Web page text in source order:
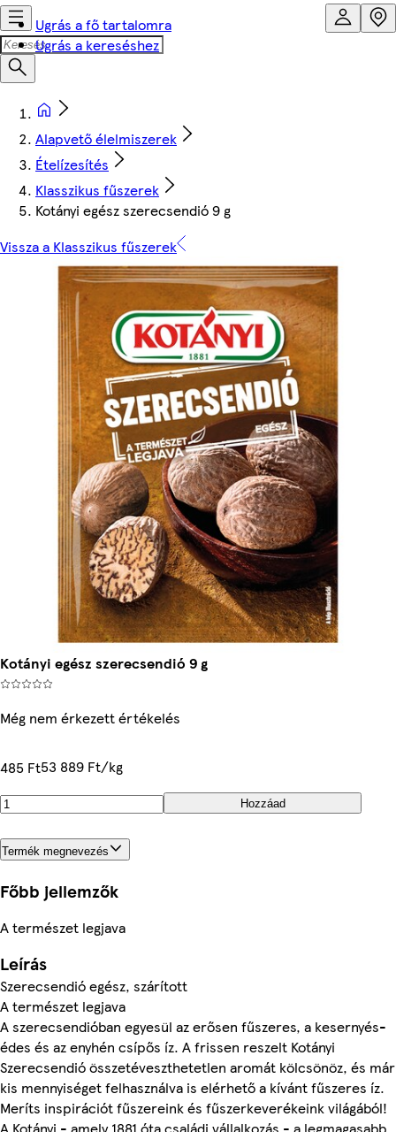
Ugrás a fő tartalomra
Ugrás a kereséshez
Alapvető élelmiszerek
Ételízesítés
Klasszikus fűszerek
Kotányi egész szerecsendió 9 g
Vissza a Klasszikus fűszerek
Kotányi egész szerecsendió 9 g
Még nem érkezett értékelés
485 Ft53 889 Ft/kg
Hozzáad
Termék megnevezés
Főbb jellemzők
A természet legjava
Leírás
Szerecsendió egész, szárított
A természet legjava
A szerecsendióban egyesül az erősen fűszeres, a kesernyés-
édes és az enyhén csípős íz. A frissen reszelt Kotányi
Szerecsendió összetéveszthetetlen aromát kölcsönöz, és már
kis mennyiséget felhasználva is elérhető a kívánt fűszeres íz.
Meríts inspirációt fűszereink és fűszerkeverékeink világából!
A Kotányi - amely 1881 óta családi vállalkozás - a legmagasabb